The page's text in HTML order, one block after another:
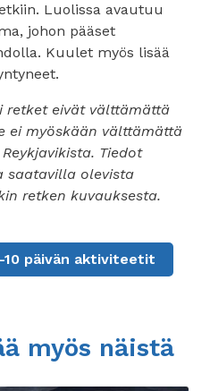
Luolissa avautuu
johon pääset
Kuulet myös lisää
retket eivät välttämättä
ei myöskään välttämättä
Tiedot
saatavilla olevista
retken kuvauksesta.
päivän aktiviteetit
myös näistä